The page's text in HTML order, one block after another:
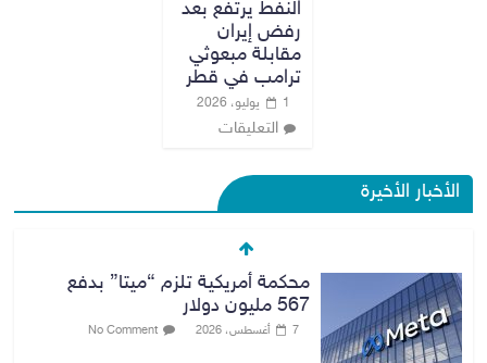
النفط يرتفع بعد
رفض إيران
مقابلة مبعوثي
ترامب في قطر
1 يوليو، 2026
التعليقات
الأخبار الأخيرة
محكمة أمريكية تلزم “ميتا” بدفع
567 مليون دولار
7 أغسطس، 2026 No Comment